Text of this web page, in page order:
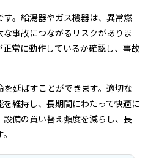
。給湯器やガス機器は、異常燃
事故につながるリスクがありま
常に動作しているか確認し、事故
延ばすことができます。適切な
維持し、長期間にわたって快適に
備の買い替え頻度を減らし、長